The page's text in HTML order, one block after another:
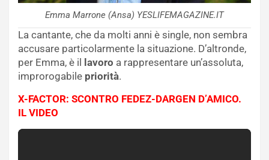
Emma Marrone (Ansa) YESLIFEMAGAZINE.IT
La cantante, che da molti anni è single, non sembra
accusare particolarmente la situazione. D’altronde,
per Emma, è il
lavoro a rappresentare un’assoluta,
improrogabile priorità.
X-FACTOR: SCONTRO FEDEZ-DARGEN D’AMICO.
IL VIDEO